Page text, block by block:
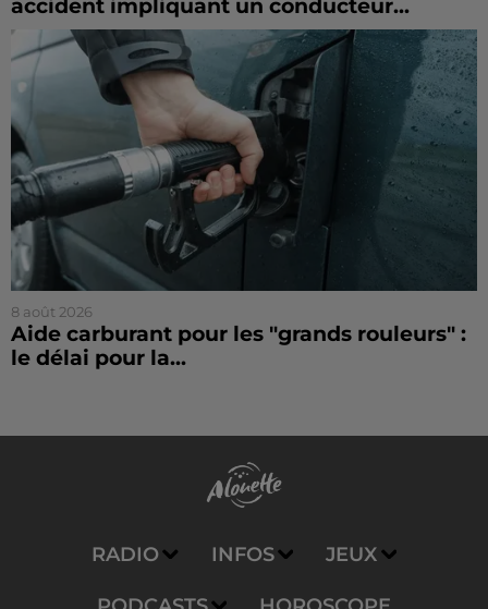
accident impliquant un conducteur...
8 août 2026
Aide carburant pour les "grands rouleurs" :
le délai pour la...
RADIO INFOS JEUX